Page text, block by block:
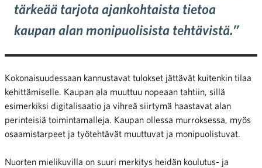
tärkeää tarjota ajankohtaista tietoa
kaupan alan monipuolisista tehtävistä.”
Kokonaisuudessaan kannustavat tulokset jättävät kuitenkin tilaa
kehittämiselle. Kaupan ala muuttuu nopeaan tahtiin, sillä
esimerkiksi digitalisaatio ja vihreä siirtymä haastavat alan
perinteisiä toimintamalleja. Kaupan ollessa murroksessa, myös
osaamistarpeet ja työtehtävät muuttuvat ja monipuolistuvat.
Nuorten mielikuvilla on suuri merkitys heidän koulutus- ja